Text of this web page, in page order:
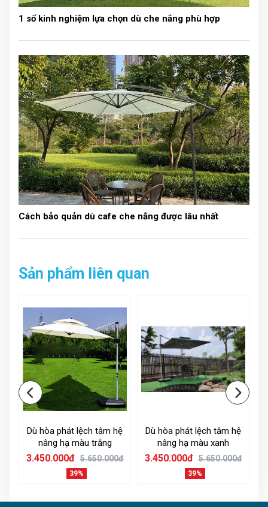
1 số kinh nghiệm lựa chọn dù che nắng phù hợp
Cách bảo quản dù cafe che nắng được lâu nhất
Sản phẩm liên quan
Dù hòa phát lệch tâm hệ
nâng hạ màu trắng
3.450.000đ 5.650.000đ
39%
Dù hòa phát lệch tâm hệ
nâng hạ màu xanh
3.450.000đ 5.650.000đ
39%